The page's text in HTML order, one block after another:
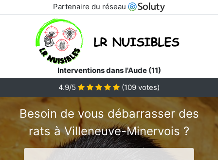
Partenaire du réseau
Interventions dans l'Aude (11)
4.9/5 (109 votes)
Besoin de vous débarrasser des
rats à Villeneuve-Minervois ?